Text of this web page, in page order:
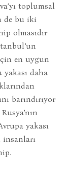
toplumsal
de bu iki
olmasıdır
en uygun
daha
barındırıyor
yakası